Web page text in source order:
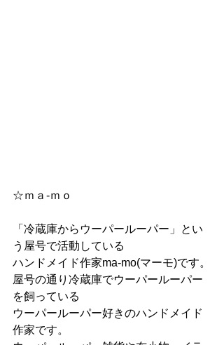
☆ｍａ-ｍｏ
「冷蔵庫からウーパールーパー」とい
う屋号で活動している
ハンドメイド作家ma-mo(マーモ)です。
屋号の通り冷蔵庫でウーパールーパー
を飼っている
ウーパールーパー好きのハンドメイド
作家です。